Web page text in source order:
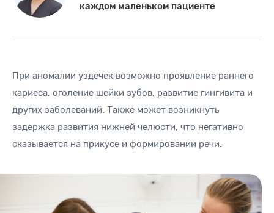
каждом маленьком пациенте
При аномалии уздечек возможно проявление раннего
кариеса, оголение шейки зубов, развитие гингивита и
других заболеваний. Также может возникнуть
задержка развития нижней челюсти, что негативно
сказывается на прикусе и формировании речи.